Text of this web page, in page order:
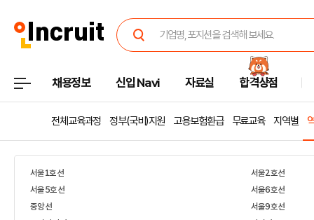
채용정보 신입 Navi 자료실 합격상점
전체교육과정 정부(국비)지원 고용보험환급 무료교육 지역별
서울1호선
서울2호선
서울5호선
서울6호선
중앙선
서울9호선